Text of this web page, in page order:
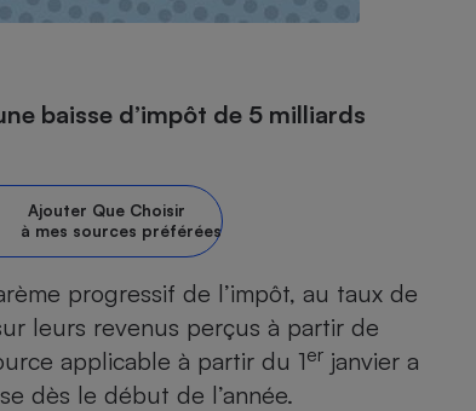
baisse d’impôt de 5 milliards
Ajouter Que Choisir
à mes sources préférées
progressif de l’impôt, au taux de
leurs revenus perçus à partir de
applicable à partir du 1er janvier a
dès le début de l’année.
Foie gras
choisir une
Assurance vie
Ordinateur portable
Poêle à granulés